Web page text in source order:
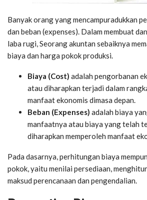
Banyak orang yang mencampuradukkan
dan beban (expenses). Dalam membuat
laba rugi, Seorang akuntan sebaiknya
biaya dan harga pokok produksi.
Biaya (Cost) adalah pengorbanan
atau diharapkan terjadi dalam
manfaat ekonomis dimasa depan.
Beban (Expenses) adalah biaya
manfaatnya atau biaya yang telah
diharapkan memperoleh manfaat
Pada dasarnya, perhitungan biaya
pokok, yaitu menilai persediaan,
maksud perencanaan dan pengendalian.